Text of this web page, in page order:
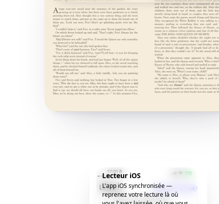
Lecteur iOS
L'app iOS synchronisée —
reprenez votre lecture là où